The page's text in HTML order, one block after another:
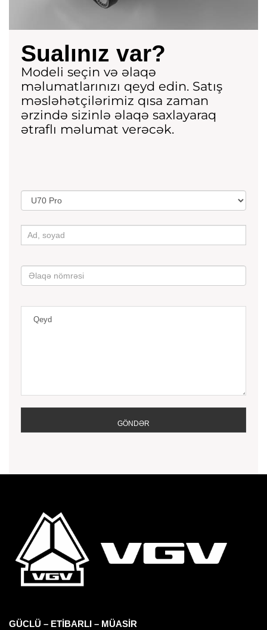
Sualınız var?
Modeli seçin və əlaqə
məlumatlarınızı qeyd edin. Satış
məsləhətçilərimiz qısa zaman
ərzində sizinlə əlaqə saxlayaraq
ətraflı məlumat verəcək.
GÜCLÜ – ETİBARLI – MÜASİR